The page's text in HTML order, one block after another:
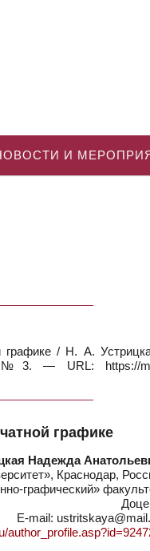
И
графике / Н. А.
— URL: https://
графике
Надежда
Краснодар,
графический»
E-mail: